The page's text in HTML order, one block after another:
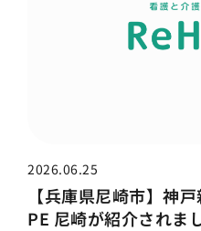
2026.06.25
【兵庫県尼崎市】神
PE 尼崎が紹介されま